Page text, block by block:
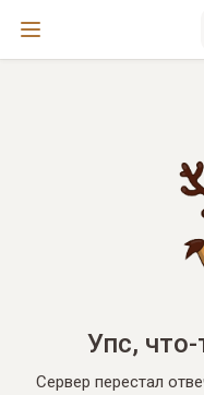
Упс,
Сервер перестал